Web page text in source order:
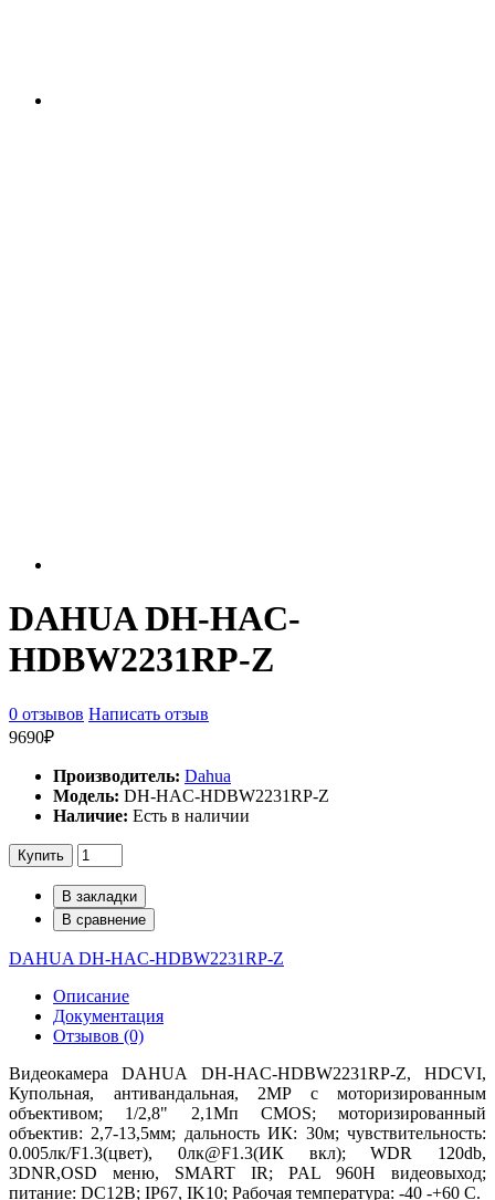
DAHUA DH-HAC-
HDBW2231RP-Z
0 отзывов Написать отзыв
9690₽
Производитель: Dahua
Модель: DH-HAC-HDBW2231RP-Z
Наличие: Есть в наличии
Купить
В закладки
В сравнение
DAHUA DH-HAC-HDBW2231RP-Z
Описание
Документация
Отзывов (0)
Видеокамера DAHUA DH-HAC-HDBW2231RP-Z, HDCVI,
Купольная, антивандальная, 2MP c моторизированным
объективом; 1/2,8" 2,1Mп CMOS; моторизированный
объектив: 2,7-13,5мм; дальность ИК: 30м; чувствительность:
0.005лк/F1.3(цвет), 0лк@F1.3(ИК вкл); WDR 120db,
3DNR,OSD меню, SMART IR; PAL 960H видеовыход;
питание: DC12В; IP67, IK10; Рабочая температура: -40 -+60 С.